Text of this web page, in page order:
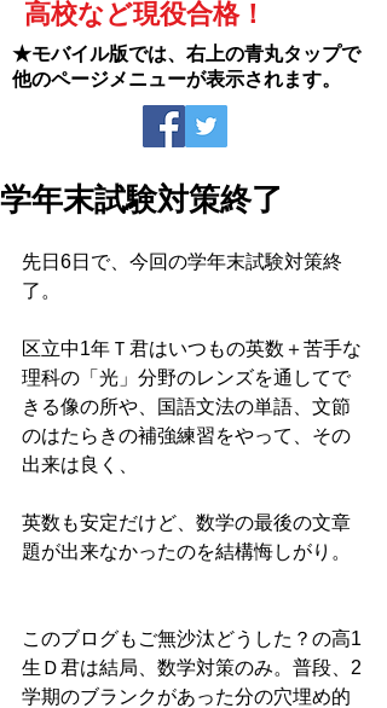
高校など現役合格！
★モバイル版では、右上の青丸タップで
他のページメニューが表示されます。
学年末試験対策終了
先日6日で、今回の学年末試験対策終
了。
区立中1年Ｔ君はいつもの英数＋苦手な
理科の「光」分野のレンズを通してで
きる像の所や、国語文法の単語、文節
のはたらきの補強練習をやって、その
出来は良く、
英数も安定だけど、数学の最後の文章
題が出来なかったのを結構悔しがり。
このブログもご無沙汰どうした？の高1
生Ｄ君は結局、数学対策のみ。普段、2
学期のブランクがあった分の穴埋め的